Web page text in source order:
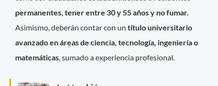
permanentes, tener entre 30 y 55 años y no fumar.
Asimismo, deberán contar con un título universitario
avanzado en áreas de ciencia, tecnología, ingeniería o
matemáticas , sumado a experiencia profesional.